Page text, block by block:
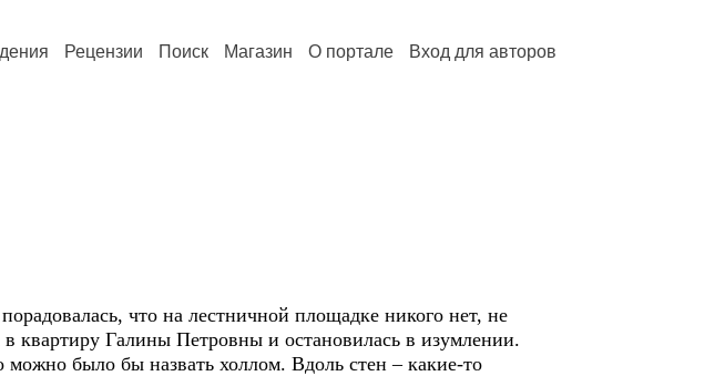
Рецензии Поиск Магазин О портале Вход для авторов
что на лестничной площадке никого нет, не
квартиру Галины Петровны и остановилась в изумлении.
было бы назвать холлом. Вдоль стен – какие-то